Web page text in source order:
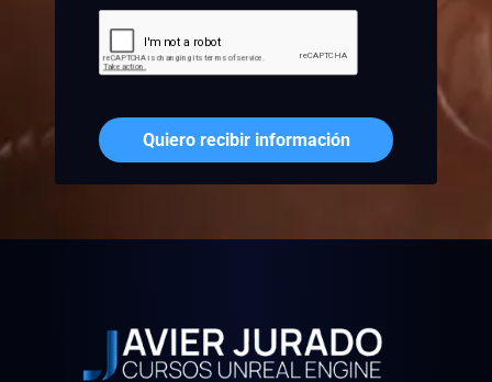
Quiero recibir información